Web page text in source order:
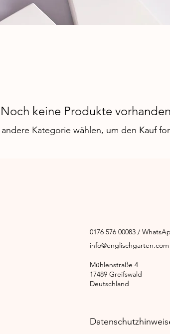
Noch keine Produkte vorhanden
Kategorie wählen, um den Kauf
0176 576 00083 /
info@englischgarten.com
Mühlenstraße 4
17489 Greifswald
Deutschland